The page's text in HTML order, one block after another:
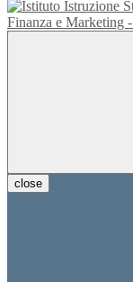
Finanza e Marketing
close